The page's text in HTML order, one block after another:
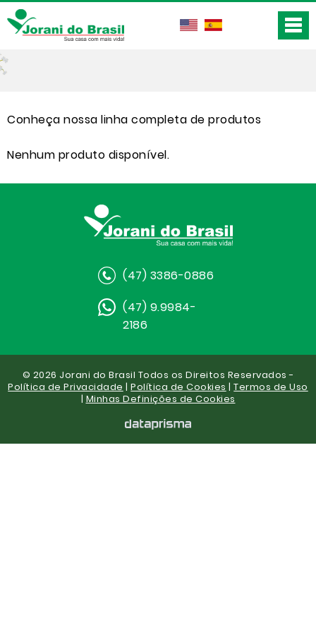
Conheça nossa linha completa de produtos
Nenhum produto disponível.
(47) 3386-0886
(47) 9.9984-
2186
© 2026 Jorani do Brasil Todos os Direitos Reservados -
Política de Privacidade |Política de Cookies |Termos de Uso
| Minhas Definições de Cookies